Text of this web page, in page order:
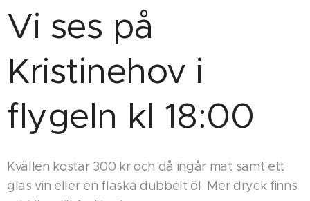
Vi ses på
Kristinehov i
flygeln kl 18:00
Kvällen kostar 300 kr och då ingår mat samt ett
glas vin eller en flaska dubbelt öl. Mer dryck finns